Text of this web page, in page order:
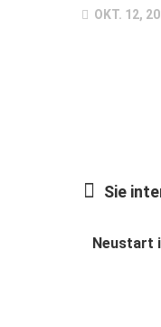
OKT. 12,
Sie
Neustart